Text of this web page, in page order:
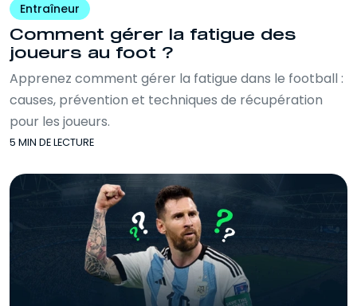
Entraîneur
Comment gérer la fatigue des
joueurs au foot ?
Apprenez comment gérer la fatigue dans le football :
causes, prévention et techniques de récupération
pour les joueurs.
5 MIN DE LECTURE